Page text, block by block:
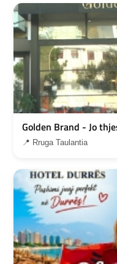
Golden Brand - Jo
📍 Rruga Taulantia